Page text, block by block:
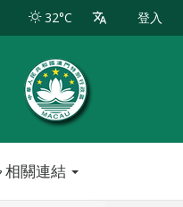
32°C 登入
相關連結